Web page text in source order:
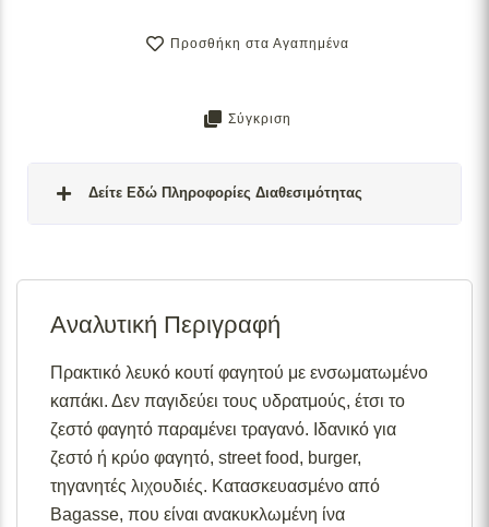
Προσθήκη στα Αγαπημένα
Σύγκριση
Δείτε Εδώ Πληροφορίες Διαθεσιμότητας
Διαθέσιμο κατόπιν παραγγελίας:
ημερομηνία εξόφλησης της παραγγελίας σας.
Σε απόθεμα (επιπλέον μπορεί να ζητηθεί κατόπιν
παραγγελίας):Μερική ποσότητα είναι άμεσα διαθέσιμη
για αποστολή και το υπόλοιπο σε 2 – 4 εβδομάδες από
την ημερομηνία εξόφλησης της παραγγελίας σας.
Για περισσότερες λεπτομέρειες σχετικά με τις
Αναλυτική Περιγραφή
Πρακτικό λευκό κουτί φαγητού με ενσωματωμένο
καπάκι. Δεν παγιδεύει τους υδρατμούς, έτσι το
ζεστό φαγητό παραμένει τραγανό. Ιδανικό για
ζεστό ή κρύο φαγητό, street food, burger,
τηγανητές λιχουδιές. Κατασκευασμένο από
Bagasse, που είναι ανακυκλωμένη ίνα